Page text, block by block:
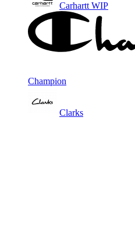
Carhartt WIP
Champion
Clarks